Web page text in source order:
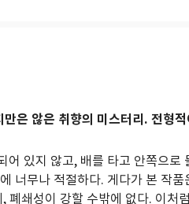
은 않은 취향의 미스터리. 전형
있지 않고, 배를 타고 안쪽으로
너무나 적절하다. 게다가 본 작
폐쇄성이 강할 수밖에 없다. 이처